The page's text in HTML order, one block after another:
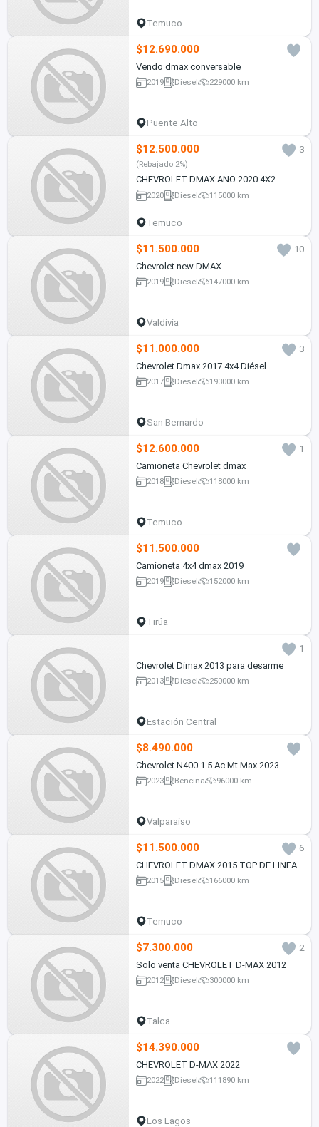
Temuco
$12.690.000
Vendo dmax conversable
2019 Diesel 229000 km
Puente Alto
$12.500.000 3
(Rebajado 2%)
CHEVROLET DMAX AÑO 2020 4X2
2020 Diesel 115000 km
Temuco
$11.500.000
10
Chevrolet new DMAX
2019 Diesel 147000 km
Valdivia
$11.000.000
3
Chevrolet Dmax 2017 4x4 Diésel
2017 Diesel 193000 km
San Bernardo
$12.600.000
1
Camioneta Chevrolet dmax
2018 Diesel 118000 km
Temuco
$11.500.000
Camioneta 4x4 dmax 2019
2019 Diesel 152000 km
Tirúa
1
Chevrolet Dimax 2013 para desarme
2013 Diesel 250000 km
Estación Central
$8.490.000
Chevrolet N400 1.5 Ac Mt Max 2023
2023 Bencina 96000 km
Valparaíso
$11.500.000
6
CHEVROLET DMAX 2015 TOP DE LINEA
2015 Diesel 166000 km
Temuco
$7.300.000
2
Solo venta CHEVROLET D-MAX 2012
2012 Diesel 300000 km
Talca
$14.390.000
CHEVROLET D-MAX 2022
2022 Diesel 111890 km
Los Lagos